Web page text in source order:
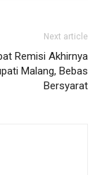
Next article
Remisi Akhirnya
Malang, Bebas
Bersyarat